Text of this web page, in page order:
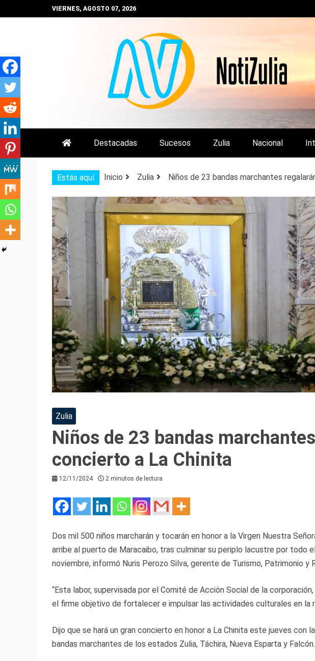
al
VIERNES, AGOSTO 07, 2026
NOTIZULIA
NOTICIAS DEL ZULIA, VENEZUELA Y DE
Destacadas Sucesos Zulia Nacional
Estás aquí Inicio Zulia Niños de 23 bandas marchantes
Zulia
Niños de 23 bandas
concierto a La Chinita
12/11/2024 2 minutos de lectura
Dos mil 500 niños marcharán y tocarán en honor a la Virgen Nuestra
arribe al puerto de Maracaibo, tras culminar su periplo lacustre por todo
noviembre, informó Nuris Perozo Silva, gerente de Turismo, Patrimonio y
“Esta labor, supervisada por el Comité de Acción Social de la
el firme objetivo de fortalecer e impulsar las actividades culturales en la
Dijo que se hará un gran concierto en honor a La Chinita este jueves con
bandas marchantes de los estados Zulia, Táchira, Nueva Esparta y Falcón.